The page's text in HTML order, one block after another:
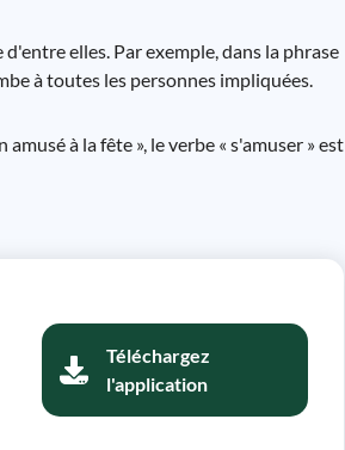
elles. Par exemple, dans la phrase
à toutes les personnes impliquées.
à la fête », le verbe « s'amuser » est
Téléchargez
l'application